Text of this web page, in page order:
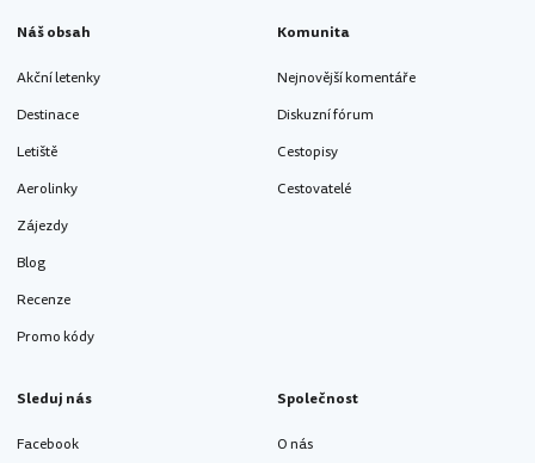
Náš obsah
Akční letenky
Destinace
Letiště
Aerolinky
Zájezdy
Blog
Recenze
Promo kódy
Komunita
Nejnovější komentáře
Diskuzní fórum
Cestopisy
Cestovatelé
Sleduj nás
Facebook
Společnost
O nás